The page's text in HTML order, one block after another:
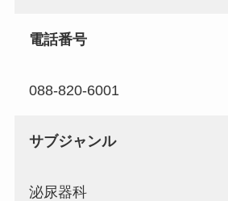
電話番号
088-820-6001
サブジャンル
泌尿器科